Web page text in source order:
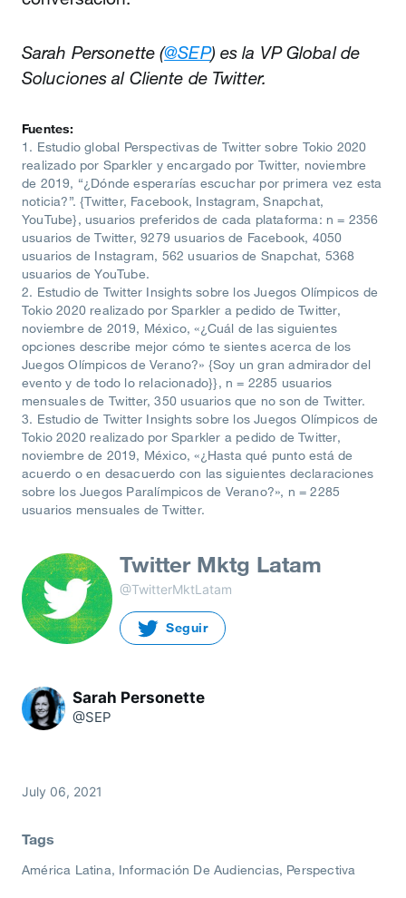
Sarah Personette (@SEP) es la VP Global de
Soluciones al Cliente de Twitter.
Fuentes:
1. Estudio global Perspectivas de Twitter sobre Tokio 2020
realizado por Sparkler y encargado por Twitter, noviembre
de 2019, “¿Dónde esperarías escuchar por primera vez esta
noticia?”. {Twitter, Facebook, Instagram, Snapchat,
YouTube}, usuarios preferidos de cada plataforma: n = 2356
usuarios de Twitter, 9279 usuarios de Facebook, 4050
usuarios de Instagram, 562 usuarios de Snapchat, 5368
usuarios de YouTube.
2. Estudio de Twitter Insights sobre los Juegos Olímpicos de
Tokio 2020 realizado por Sparkler a pedido de Twitter,
noviembre de 2019, México, «¿Cuál de las siguientes
opciones describe mejor cómo te sientes acerca de los
Juegos Olímpicos de Verano?» {Soy un gran admirador del
evento y de todo lo relacionado}}, n = 2285 usuarios
mensuales de Twitter, 350 usuarios que no son de Twitter.
3. Estudio de Twitter Insights sobre los Juegos Olímpicos de
Tokio 2020 realizado por Sparkler a pedido de Twitter,
noviembre de 2019, México, «¿Hasta qué punto está de
acuerdo o en desacuerdo con las siguientes declaraciones
sobre los Juegos Paralímpicos de Verano?», n = 2285
usuarios mensuales de Twitter.
Twitter Mktg Latam
@TwitterMktLatam
Seguir
Sarah Personette
@SEP
July 06, 2021
Tags
América Latina Información De Audiencias Perspectiva